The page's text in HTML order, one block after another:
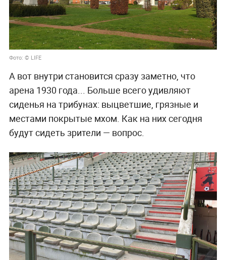
Фото: © LIFE
А вот внутри становится сразу заметно, что
арена 1930 года... Больше всего удивляют
сиденья на трибунах: выцветшие, грязные и
местами покрытые мхом. Как на них сегодня
будут сидеть зрители — вопрос.